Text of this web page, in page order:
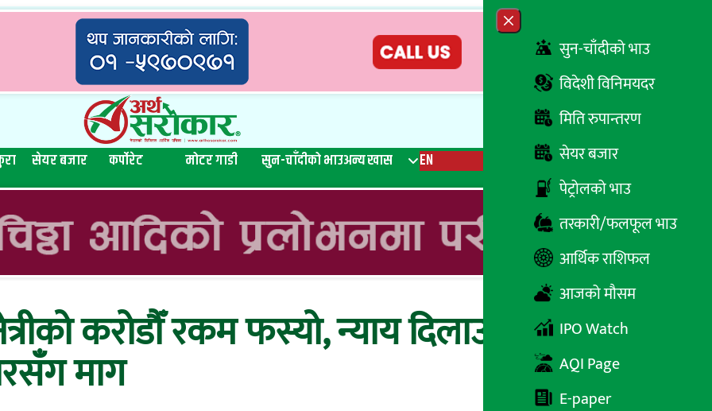
Close menu
सुन-चाँदीको भाउ
विदेशी विनिमयदर
मिति रुपान्तरण
सेयर बजार
पेट्रोलको भाउ
तरकारी/फलफूल भाउ
आर्थिक राशिफल
आजको मौसम
IPO Watch
AQI Page
E-paper
सेयर बजार कर्पोरेट मोटर गाडी सुन-चाँदीको भाउअन्य खास EN रेडियो
करोडौँ रकम फस्यो, न्याय दिलाउन चलचित्र
माग